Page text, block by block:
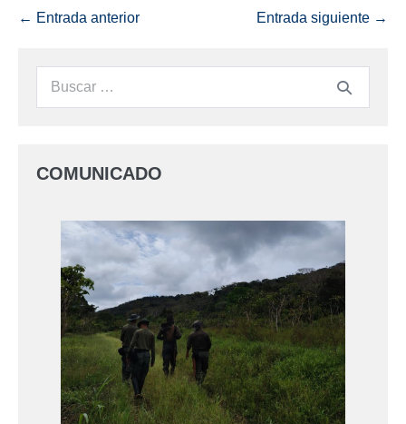
← Entrada anterior Entrada siguiente →
COMUNICADO